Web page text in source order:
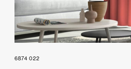
6874 022